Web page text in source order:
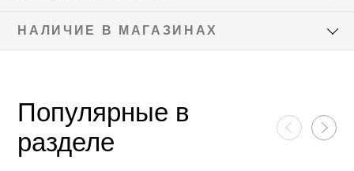
НАЛИЧИЕ В МАГАЗИНАХ
Популярные в
разделе